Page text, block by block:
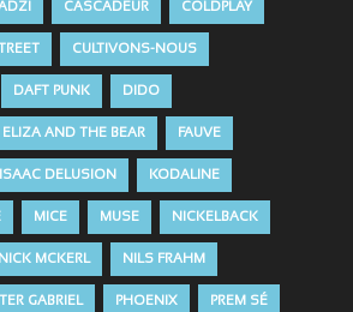
CASCADEUR COLDPLAY
CULTIVONS-NOUS
DAFT PUNK DIDO
ELIZA AND THE BEAR FAUVE
ISAAC DELUSION KODALINE
MICE MUSE NICKELBACK
NICK MCKERL NILS FRAHM
GABRIEL PHOENIX PREM SÉ